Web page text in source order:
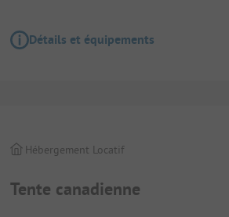
Détails et équipements
Tente canadienne
Hébergement Locatif